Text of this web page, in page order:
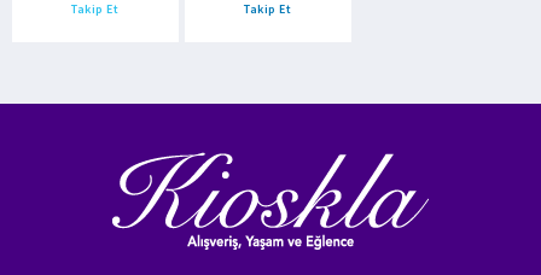
Takip Et Takip Et